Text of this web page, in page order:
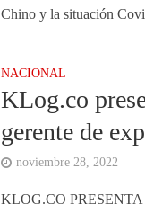
Chino y la situación
NACIONAL
KLog.co
gerente de
noviembre 28, 2022
KLOG.CO